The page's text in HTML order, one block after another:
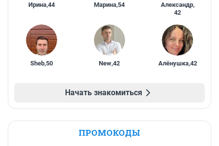
Ирина,44 Марина,54 Александр,
42
Sheb,50 New,42 Алёнушка,42
Начать знакомиться
ПРОМОКОДЫ